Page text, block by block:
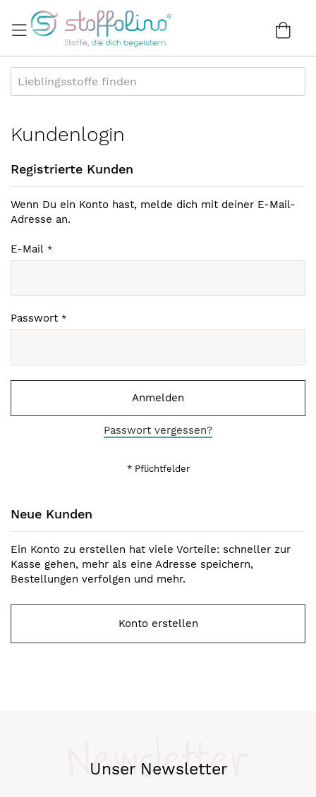
zum
Inhalt
Kundenlogin
Registrierte Kunden
Wenn Du ein Konto hast, melde dich mit deiner E-Mail-
Adresse an.
E-Mail
Passwort
Anmelden
Passwort vergessen?
Neue Kunden
Ein Konto zu erstellen hat viele Vorteile: schneller zur
Kasse gehen, mehr als eine Adresse speichern,
Bestellungen verfolgen und mehr.
Konto erstellen
Unser Newsletter
Newsletter